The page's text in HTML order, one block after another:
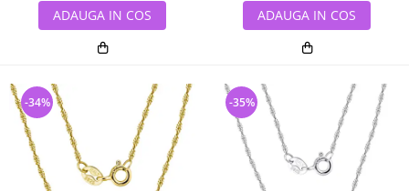
ADAUGA IN COS ADAUGA IN COS
-34% -35%